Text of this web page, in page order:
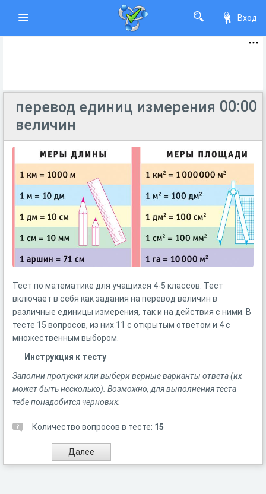
Вход
00:00
перевод единиц измерения
величин
Тест по математике для учащихся 4-5 классов. Тест
включает в себя как задания на перевод величин в
различные единицы измерения, так и на действия с ними. В
тесте 15 вопросов, из них 11 с открытым ответом и 4 с
множественным выбором.
Инструкция к тесту
Заполни пропуски или выбери верные варианты ответа (их
может быть несколько). Возможно, для выполнения теста
тебе понадобится черновик.
Количество вопросов в тесте: 15